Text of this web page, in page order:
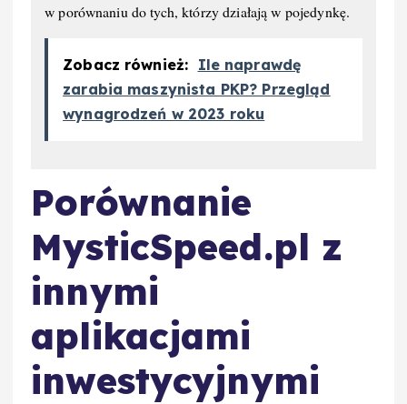
w porównaniu do tych, którzy działają w pojedynkę.
Zobacz również: Ile naprawdę
zarabia maszynista PKP? Przegląd
wynagrodzeń w 2023 roku
Porównanie
MysticSpeed.pl z
innymi
aplikacjami
inwestycyjnymi